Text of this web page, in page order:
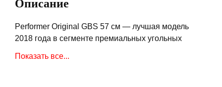
Описание
Performer Original GBS 57 см — лучшая модель
2018 года в сегменте премиальных угольных
Показать все...